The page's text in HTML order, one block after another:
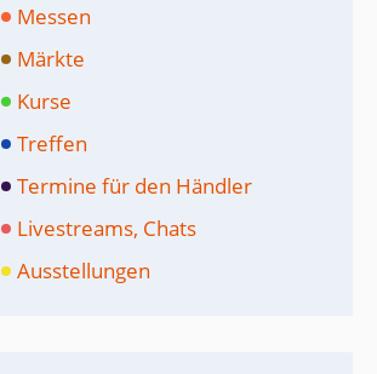
Messen
Märkte
Kurse
Treffen
Termine für den Händler
Livestreams, Chats
Ausstellungen